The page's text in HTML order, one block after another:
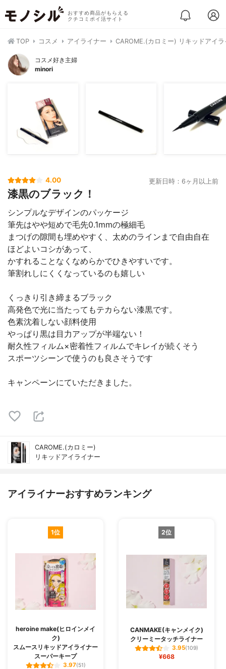
おすすめ商品がもらえる
クチコミポイ活サイト
TOP コスメ アイライナー CAROME.(カロミー) リキッドアイラ
コスメ好き主婦
minori
4.00 更新日時：6ヶ月以上前
漆黒のブラック！
シンプルなデザインのパッケージ
筆先はやや短めで毛先0.1mmの極細毛
まつげの隙間も埋めやすく、太めのラインまで自由自在
ほどよいコシがあって、
かすれることなくなめらかでひきやすいです。
筆割れしにくくなっているのも嬉しい
くっきり引き締まるブラック
高発色で光に当たってもテカらない漆黒です。
色素沈着しない顔料使用
やっぱり黒は目力アップが半端ない！
耐久性フィルム×密着性フィルムでキレイが続くそう
スポーツシーンで使うのも良さそうです
キャンペーンにていただきました。
CAROME.(カロミー)
リキッドアイライナー
アイライナーおすすめランキング
1位
heroine make(ヒロインメイ
ク)
スムースリキッドアイライナー
スーパーキープ
3.97(51)
2位
CANMAKE(キャンメイク)
クリーミータッチライナー
3.95(109)
¥668